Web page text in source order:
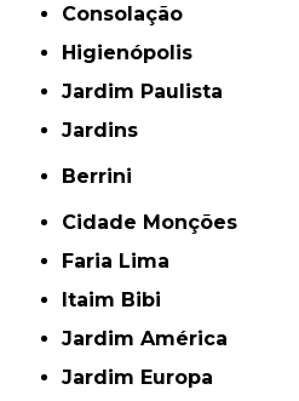
Consolação
Higienópolis
Jardim Paulista
Jardins
Berrini
Cidade Monções
Faria Lima
Itaim Bibi
Jardim América
Jardim Europa